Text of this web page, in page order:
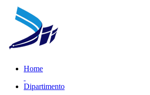
Home
Dipartimento